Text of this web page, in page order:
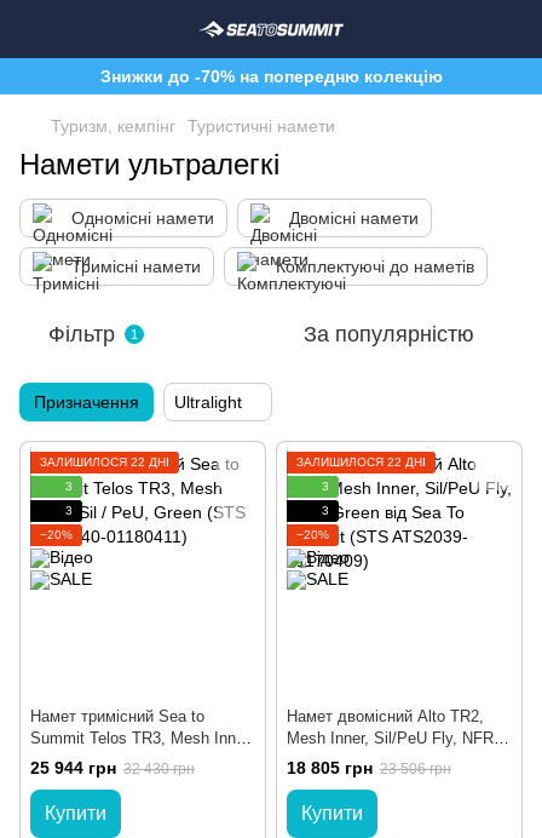
Знижки до -70% на попередню колекцію
Туризм, кемпінг Туристичні намети
Намети ультралегкі
Одномісні намети Двомісні намети
Тримісні намети Комплектуючі до наметів
Фільтр 1 За популярністю
Призначення Ultralight
ЗАЛИШИЛОСЯ 22 ДНІ
3
3
−20%
Намет тримісний Sea to
Summit Telos TR3, Mesh Inner,
Sil / PeU, Green (STS
ATS2040-01180411)
25 944 грн 32 430 грн
Купити
ЗАЛИШИЛОСЯ 22 ДНІ
3
3
−20%
Намет двомісний Alto TR2,
Mesh Inner, Sil/PeU Fly, NFR,
Green від Sea To Summit (STS
ATS2039-01170409)
18 805 грн 23 506 грн
Купити